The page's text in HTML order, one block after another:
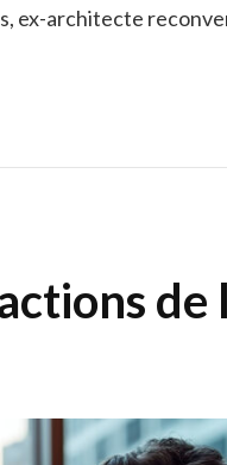
ex-architecte
de